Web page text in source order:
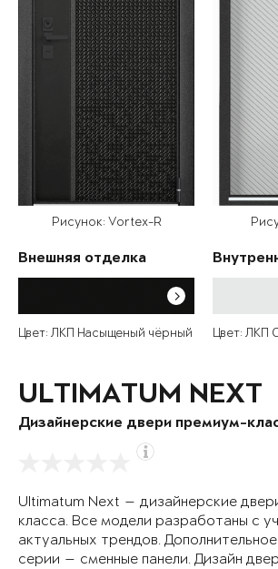
Рисунок: Vortex-R
Внешняя отделка
Цвет: ЛКП Насыщеный чёрный Цвет: ЛКП
ULTIMATUM NEXT
Дизайнерские двери премиум-
Ultimatum Next — дизайнерские
класса. Все модели разработаны с
актуальных трендов.
серии — сменные панели. Дизайн